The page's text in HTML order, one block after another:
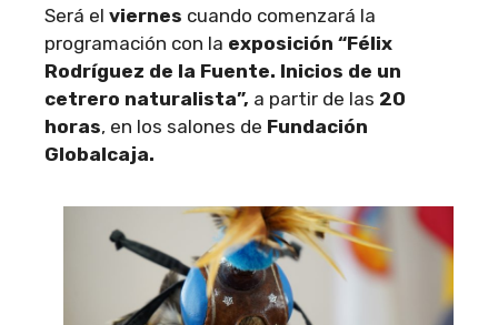
Será el viernes cuando comenzará la
programación con la exposición “Félix
Rodríguez de la Fuente. Inicios de un
cetrero naturalista”, a partir de las 20
horas, en los salones de Fundación
Globalcaja.